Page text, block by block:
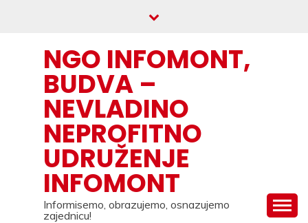
NGO INFOMONT,
BUDVA –
NEVLADINO
NEPROFITNO
UDRUŽENJE
INFOMONT
Informisemo, obrazujemo, osnazujemo
zajednicu!